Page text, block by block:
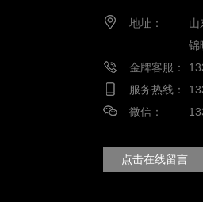
地址：
山
锦
金牌客服：
服务热线：
微信：
点击在线留言